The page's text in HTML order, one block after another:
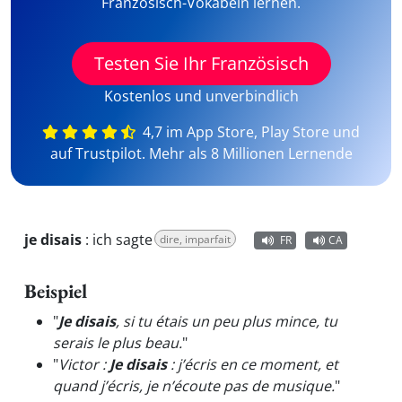
Testen Sie Ihr Französisch
Kostenlos und unverbindlich
4,7 im App Store, Play Store und
auf Trustpilot. Mehr als 8 Millionen Lernende
je disais : ich sagte dire, imparfait FR CA
Beispiel
"Je disais, si tu étais un peu plus mince, tu
serais le plus beau."
"Victor :Je disais: j’écris en ce moment, et
quand j’écris, je n’écoute pas de musique."